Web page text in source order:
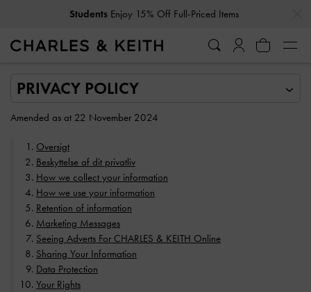
Students Enjoy 15% Off Full-Priced Items
Amended as at 22 November 2024
Oversigt
Beskyttelse af dit privatliv
How we collect your information
How we use your information
Retention of information
Marketing Messages
Seeing Adverts For CHARLES & KEITH Online
Sharing Your Information
Data Protection
Your Rights